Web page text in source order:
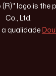
logo is the
Co., Ltd.
qualidade